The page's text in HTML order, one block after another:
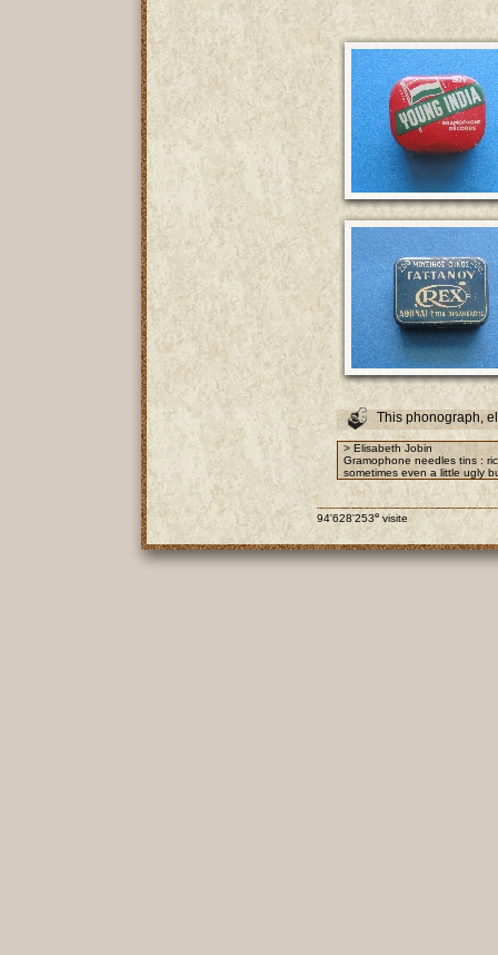
This phonograph,
> Elisabeth Jobin
Gramophone needles tins :
sometimes even a little ugly
94'628'253e visite